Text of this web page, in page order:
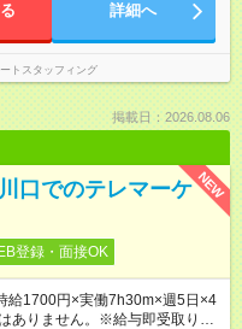
詳細へ
トスタッフィング
掲載日：2026.08.06
NEW
口でのテレマーケ
登録・面接OK
1700円×実働7h30m×週5日×4
ありません。※給与即受取りサ